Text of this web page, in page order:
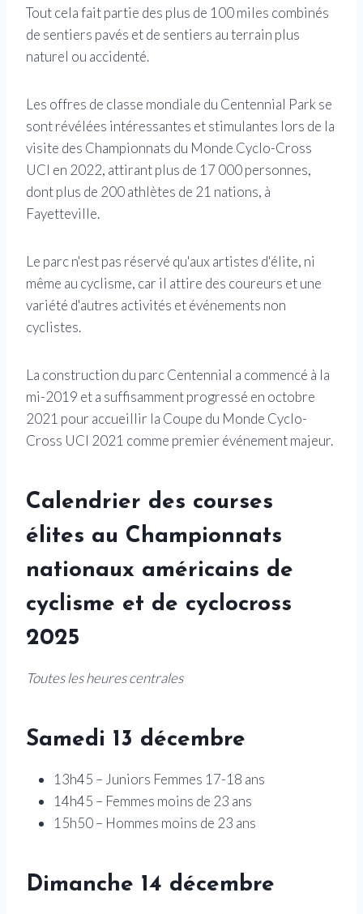
Tout cela fait partie des plus de 100 miles combinés
de sentiers pavés et de sentiers au terrain plus
naturel ou accidenté.
Les offres de classe mondiale du Centennial Park se
sont révélées intéressantes et stimulantes lors de la
visite des Championnats du Monde Cyclo-Cross
UCI en 2022, attirant plus de 17 000 personnes,
dont plus de 200 athlètes de 21 nations, à
Fayetteville.
Le parc n'est pas réservé qu'aux artistes d'élite, ni
même au cyclisme, car il attire des coureurs et une
variété d'autres activités et événements non
cyclistes.
La construction du parc Centennial a commencé à la
mi-2019 et a suffisamment progressé en octobre
2021 pour accueillir la Coupe du Monde Cyclo-
Cross UCI 2021 comme premier événement majeur.
Calendrier des courses
élites au Championnats
nationaux américains de
cyclisme et de cyclocross
2025
Toutes les heures centrales
Samedi 13 décembre
13h45 – Juniors Femmes 17-18 ans
14h45 – Femmes moins de 23 ans
15h50 – Hommes moins de 23 ans
Dimanche 14 décembre